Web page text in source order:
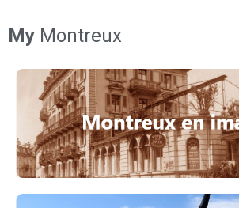
My Montreux